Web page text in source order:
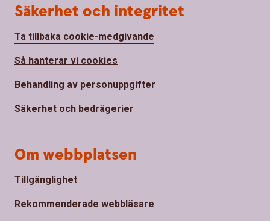
Säkerhet och integritet
Ta tillbaka cookie-medgivande
Så hanterar vi cookies
Behandling av personuppgifter
Säkerhet och bedrägerier
Om webbplatsen
Tillgänglighet
Rekommenderade webbläsare